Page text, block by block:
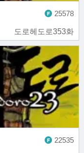
도로헤도로353화
25578
22535